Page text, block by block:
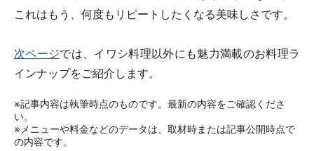
これはもう、何度もリピートしたくなる美味しさです。
次ページでは、イワシ料理以外にも魅力満載のお料理ラ
インナップをご紹介します。
※記事内容は執筆時点のものです。最新の内容をご確認くださ
い。
※メニューや料金などのデータは、取材時または記事公開時点で
の内容です。